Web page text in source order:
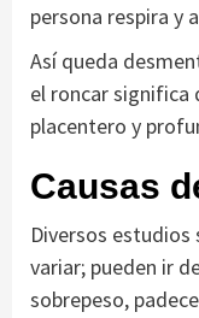
persona respira y
Así queda
el roncar significa
placentero y
Causas
Diversos estudios
variar; pueden ir
sobrepeso,